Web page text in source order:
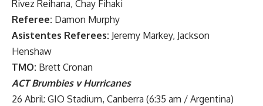
Rivez Reihana, Chay Fihaki
Referee: Damon Murphy
Asistentes Referees: Jeremy Markey, Jackson
Henshaw
TMO: Brett Cronan
ACT Brumbies v Hurricanes
26 Abril: GIO Stadium, Canberra (6:35 am / Argentina)